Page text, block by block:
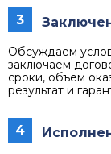
3
Обсуждаем
заключаем
сроки, объем
результат и
4